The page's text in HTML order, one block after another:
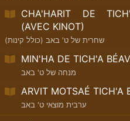
CHA'HARIT DE
(AVEC KINOT)
שחרית של ט' באב (כולל קינות)
MIN'HA DE TICH'A BÉAV
מנחה של ט' באב
ARVIT MOTSAÉ TICH'A
ערבית מוצאי ט' באב